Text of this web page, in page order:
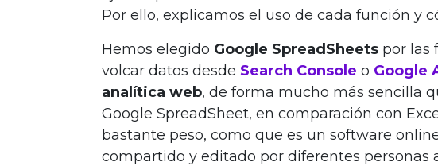
Por ello, explicamos el uso de cada función y
Hemos elegido Google SpreadSheets por las
volcar datos desde Search Console o Google
analítica web, de forma mucho más sencilla
Google SpreadSheet, en comparación con
bastante peso, como que es un software
compartido y editado por diferentes personas